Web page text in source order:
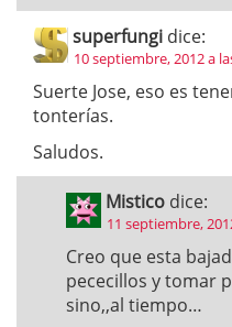
superfungi dice:
10 septiembre, 2012 a
Suerte Jose, eso es
tonterías.
Saludos.
Mistico dice:
11 septiembre,
Creo que esta
pececillos y tomar
sino,,al tiempo…